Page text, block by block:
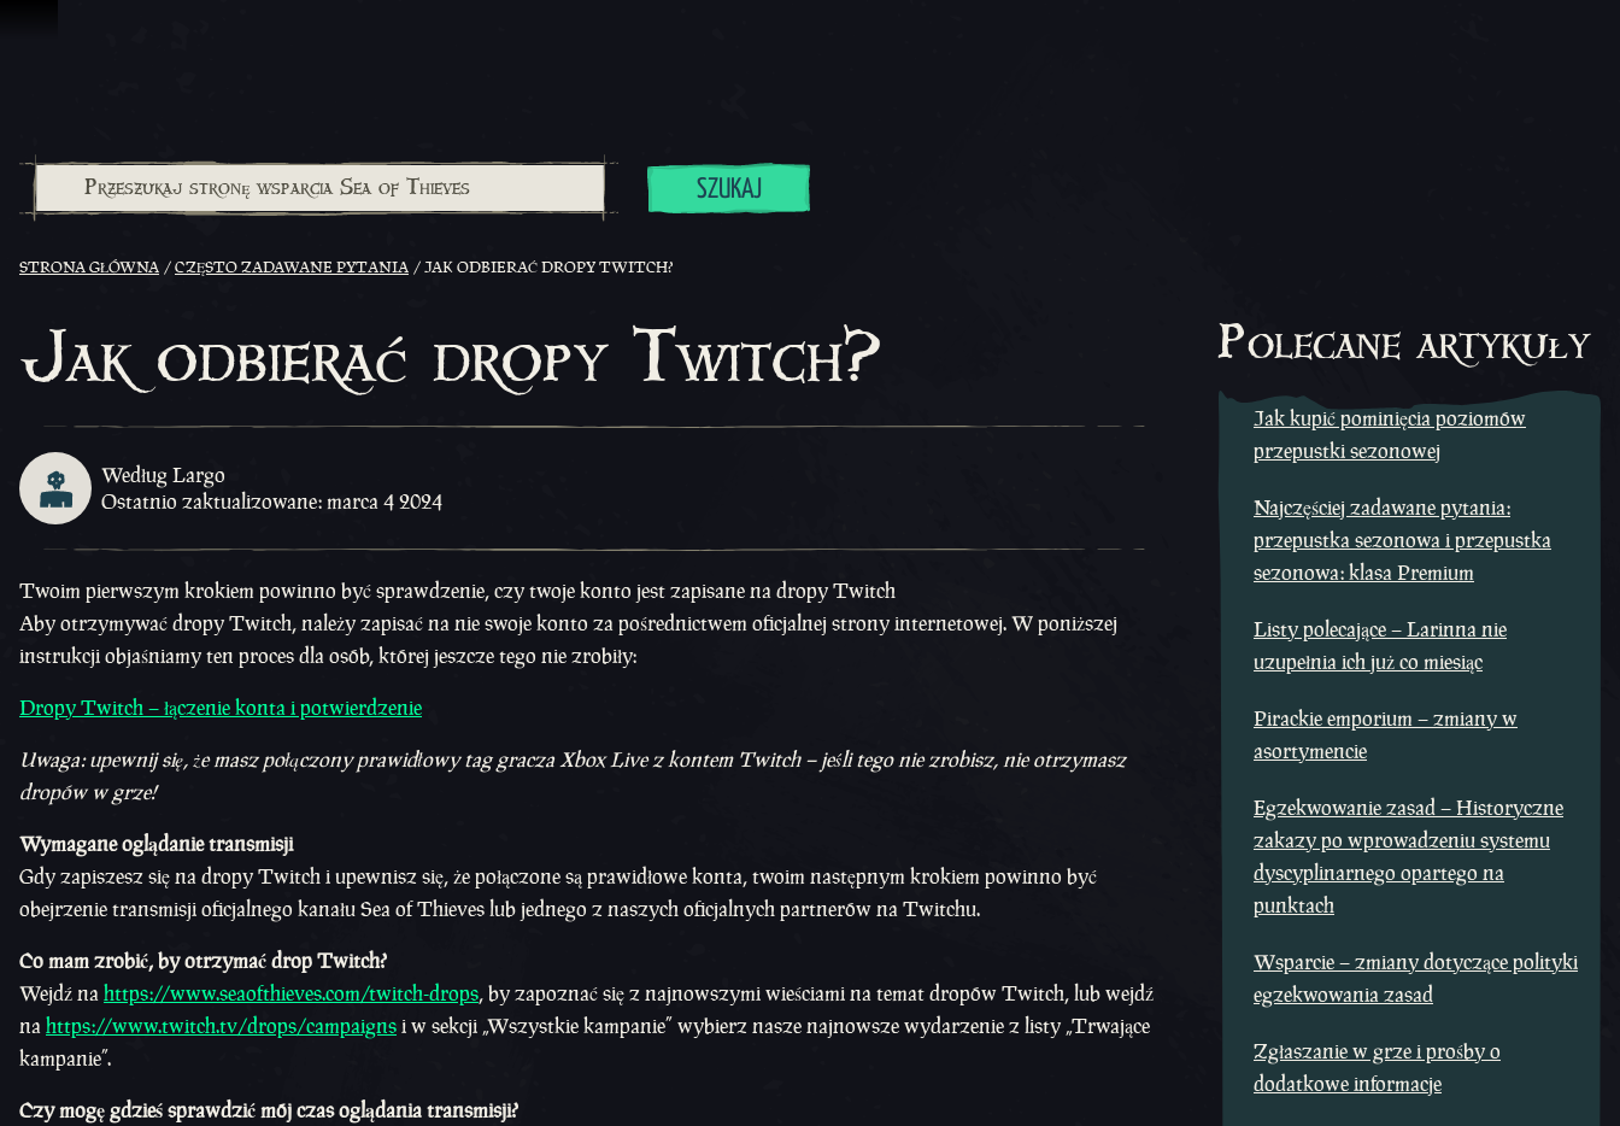
SZUKAJ
STRONA GŁÓWNA CZĘSTO ZADAWANE PYTANIA JAK ODBIERAĆ DROPY TWITCH?
Jak odbierać dropy Twitch?
Według Largo
Ostatnio zaktualizowane: marca 4 2024
Twoim pierwszym krokiem powinno być sprawdzenie, czy twoje konto jest zapisane na dropy Twitch
Aby otrzymywać dropy Twitch, należy zapisać na nie swoje konto za pośrednictwem oficjalnej strony internetowej. W poniższej
instrukcji objaśniamy ten proces dla osób, której jeszcze tego nie zrobiły:
Dropy Twitch – łączenie konta i potwierdzenie
Uwaga: upewnij się, że masz połączony prawidłowy tag gracza Xbox Live z kontem Twitch – jeśli tego nie zrobisz, nie otrzymasz
dropów w grze!
Wymagane oglądanie transmisji
Gdy zapiszesz się na dropy Twitch i upewnisz się, że połączone są prawidłowe konta, twoim następnym krokiem powinno być
obejrzenie transmisji oficjalnego kanału Sea of Thieves lub jednego z naszych oficjalnych partnerów na Twitchu.
Co mam zrobić, by otrzymać drop Twitch?
Wejdź nahttps://www.seaofthieves.com/twitch-drops, by zapoznać się z najnowszymi wieściami na temat dropów Twitch, lub wejdź
nahttps://www.twitch.tv/drops/campaignsi w sekcji „Wszystkie kampanie” wybierz nasze najnowsze wydarzenie z listy „Trwające
kampanie”.
Czy mogę gdzieś sprawdzić mój czas oglądania transmisji?
Polecane artykuły
Jak kupić pominięcia poziomów
przepustki sezonowej
Najczęściej zadawane pytania:
przepustka sezonowa i przepustka
sezonowa: klasa Premium
Listy polecające – Larinna nie
uzupełnia ich już co miesiąc
Pirackie emporium – zmiany w
asortymencie
Egzekwowanie zasad – Historyczne
zakazy po wprowadzeniu systemu
dyscyplinarnego opartego na
punktach
Wsparcie – zmiany dotyczące polityki
egzekwowania zasad
Zgłaszanie w grze i prośby o
dodatkowe informacje